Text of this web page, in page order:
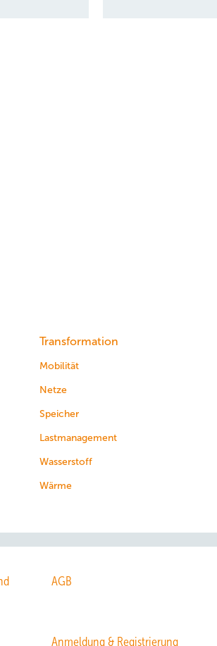
Transformation
Mobilität
Netze
Speicher
Lastmanagement
Wasserstoff
Wärme
AGB
Anmeldung & Registrierung